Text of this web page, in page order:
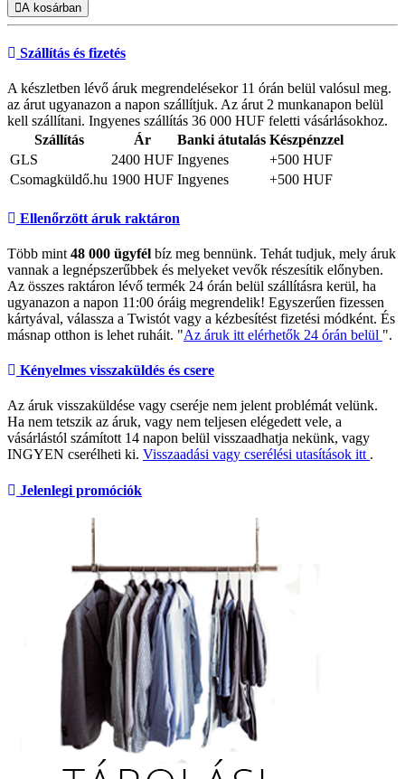
A kosárban
Szállítás és fizetés
A készletben lévő áruk megrendelésekor 11 órán belül valósul meg.
az árut ugyanazon a napon szállítjuk. Az árut 2 munkanapon belül
kell szállítani. Ingyenes szállítás 36 000 HUF feletti vásárlásokhoz.
Szállítás
Ár Banki átutalás Készpénzzel
GLS
2400 HUF Ingyenes
+500 HUF
Csomagküldő.hu 1900 HUF Ingyenes +500 HUF
Ellenőrzött áruk raktáron
Több mint 48 000 ügyfél bíz meg bennünk. Tehát tudjuk, mely áruk
vannak a legnépszerűbbek és melyeket vevők részesítik előnyben.
Az összes raktáron lévő termék 24 órán belül szállításra kerül, ha
ugyanazon a napon 11:00 óráig megrendelik! Egyszerűen fizessen
kártyával, válassza a Twistót vagy a kézbesítést fizetési módként. És
másnap otthon is lehet ruháit. "Az áruk itt elérhetők 24 órán belül ".
Kényelmes visszaküldés és csere
Az áruk visszaküldése vagy cseréje nem jelent problémát velünk.
Ha nem tetszik az áruk, vagy nem teljesen elégedett vele, a
vásárlástól számított 14 napon belül visszaadhatja nekünk, vagy
INGYEN cserélheti ki. Visszaadási vagy cserélési utasítások itt .
Jelenlegi promóciók